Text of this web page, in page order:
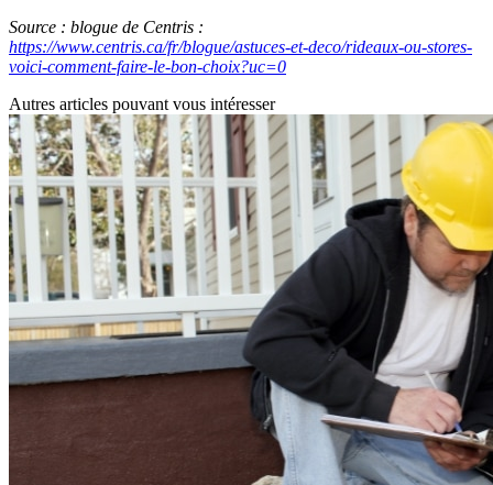
Source : blogue de Centris :
https://www.centris.ca/fr/blogue/astuces-et-deco/rideaux-ou-stores-
voici-comment-faire-le-bon-choix?uc=0
Autres articles pouvant vous intéresser